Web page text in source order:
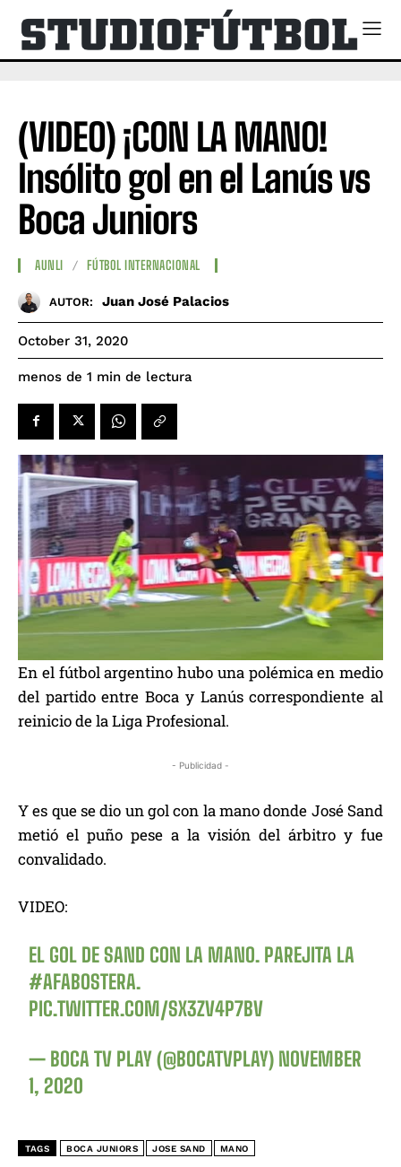
(VIDEO) ¡CON LA MANO!
Insólito gol en el Lanús vs
Boca Juniors
AUNLI FÚTBOL INTERNACIONAL
AUTOR: Juan José Palacios
October 31, 2020
menos de 1 min de lectura
En el fútbol argentino hubo una polémica en medio
del partido entre Boca y Lanús correspondiente al
reinicio de la Liga Profesional.
- Publicidad -
Y es que se dio un gol con la mano donde José Sand
metió el puño pese a la visión del árbitro y fue
convalidado.
VIDEO:
EL GOL DE SAND CON LA MANO. PAREJITA LA
#AFABOSTERA.
PIC.TWITTER.COM/SX3ZV4P7BV
— BOCA TV PLAY (@BOCATVPLAY) NOVEMBER
1, 2020
TAGS BOCA JUNIORS JOSE SAND MANO